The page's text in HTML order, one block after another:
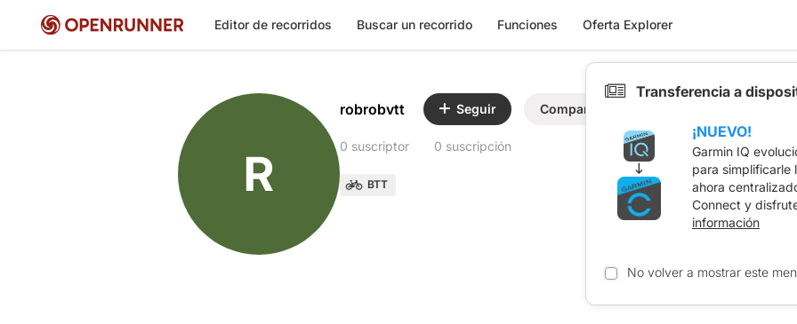
Editor de recorridos Buscar un recorrido Funciones Oferta Explorer
R
robrobvtt Seguir Compartir
0 suscriptor 0 suscripción
BTT
Transferencia a
¡NUEVO!
Garmin IQ
para simplificarle
ahora
Connect y
información
No volver a mostrar este